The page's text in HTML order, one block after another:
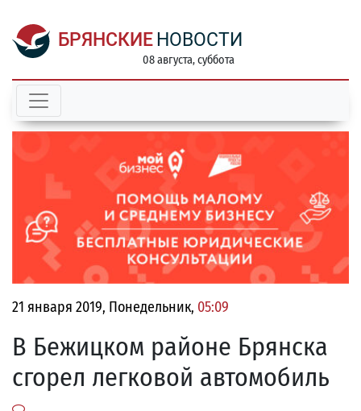
БРЯНСКИЕ НОВОСТИ
08 августа, суббота
21 января 2019, Понедельник, 05:09
В Бежицком районе Брянска
сгорел легковой автомобиль